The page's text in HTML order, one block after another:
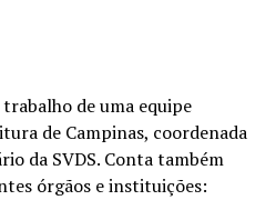
de uma equipe
de Campinas, coordenada
da SVDS. Conta também
órgãos e instituições: